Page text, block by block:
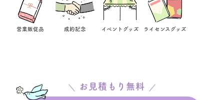
営業販促品 成約記念 イベントグッズ ライセンスグッズ
お見積もり無料